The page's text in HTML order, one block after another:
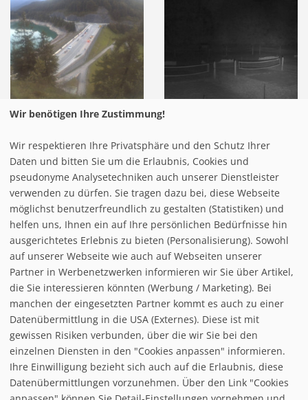
follow us on facebook
Wir benötigen Ihre Zustimmung!
Wir respektieren Ihre Privatsphäre und den Schutz Ihrer
Daten und bitten Sie um die Erlaubnis, Cookies und
pseudonyme Analysetechniken auch unserer Dienstleister
verwenden zu dürfen. Sie tragen dazu bei, diese Webseite
möglichst benutzerfreundlich zu gestalten (Statistiken) und
helfen uns, Ihnen ein auf Ihre persönlichen Bedürfnisse hin
ausgerichtetes Erlebnis zu bieten (Personalisierung). Sowohl
auf unserer Webseite wie auch auf Webseiten unserer
Partner in Werbenetzwerken informieren wir Sie über Artikel,
die Sie interessieren könnten (Werbung / Marketing). Bei
manchen der eingesetzten Partner kommt es auch zu einer
Datenübermittlung in die USA (Externes). Diese ist mit
gewissen Risiken verbunden, über die wir Sie bei den
einzelnen Diensten in den "Cookies anpassen" informieren.
Ihre Einwilligung bezieht sich auch auf die Erlaubnis, diese
Datenübermittlungen vorzunehmen. Über den Link "Cookies